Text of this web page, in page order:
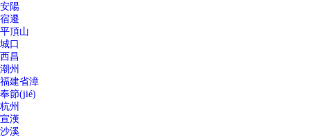
安陽
宿遷
平頂山
城口
西昌
潮州
福建省漳
奉節(jié)
杭州
宣漢
沙溪